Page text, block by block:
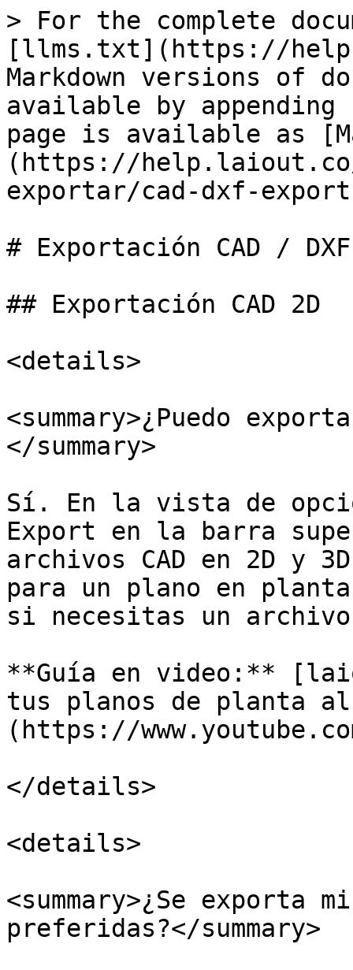
> For the complete
[llms.txt](https://
Markdown versions of
available by
page is available as
(https://
exportar/cad-dxf-
# Exportación CAD / DXF
## Exportación CAD 2D
<details>
<summary>¿Puedo
</summary>
Sí. En la vista de
Export en la barra
archivos CAD en 2D y
para un plano en
si necesitas un
**Guía en video:**
tus planos de planta
(https://
</details>
<details>
<summary>¿Se exporta
preferidas?</summary>